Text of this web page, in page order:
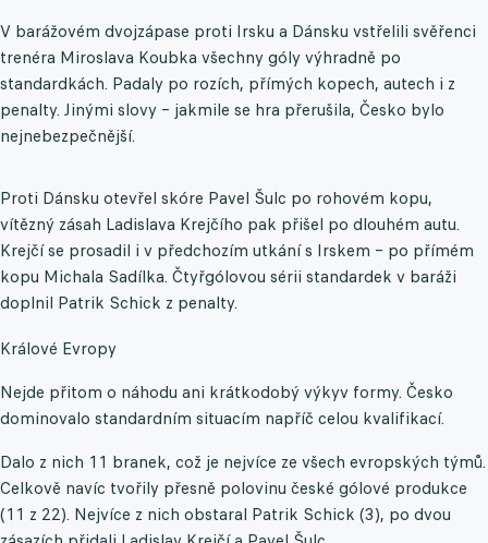
V barážovém dvojzápase proti Irsku a Dánsku vstřelili svěřenci
trenéra Miroslava Koubka všechny góly výhradně po
standardkách. Padaly po rozích, přímých kopech, autech i z
penalty. Jinými slovy – jakmile se hra přerušila, Česko bylo
nejnebezpečnější.
Proti Dánsku otevřel skóre Pavel Šulc po rohovém kopu,
vítězný zásah Ladislava Krejčího pak přišel po dlouhém autu.
Krejčí se prosadil i v předchozím utkání s Irskem – po přímém
kopu Michala Sadílka. Čtyřgólovou sérii standardek v baráži
doplnil Patrik Schick z penalty.
Králové Evropy
Nejde přitom o náhodu ani krátkodobý výkyv formy. Česko
dominovalo standardním situacím napříč celou kvalifikací.
Dalo z nich 11 branek, což je nejvíce ze všech evropských týmů.
Celkově navíc tvořily přesně polovinu české gólové produkce
(11 z 22). Nejvíce z nich obstaral Patrik Schick (3), po dvou